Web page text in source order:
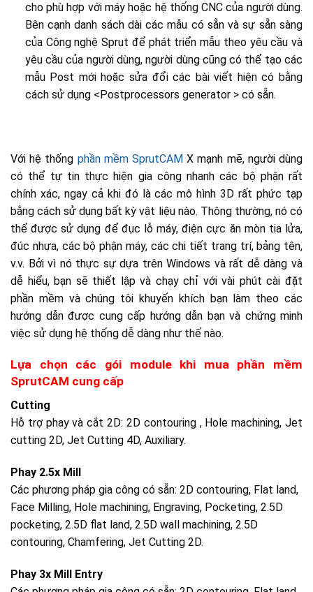
cho phù hợp với máy hoặc hệ thống CNC của người dùng.
Bên cạnh danh sách dài các mẫu có sẵn và sự sẵn sàng
của Công nghệ Sprut để phát triển mẫu theo yêu cầu và
yêu cầu của người dùng, người dùng cũng có thể tạo các
mẫu Post mới hoặc sửa đổi các bài viết hiện có bằng
cách sử dụng <Postprocessors generator > có sẵn.
Với hệ thống phần mềm SprutCAM X mạnh mẽ, người dùng
có thể tự tin thực hiện gia công nhanh các bộ phận rất
chính xác, ngay cả khi đó là các mô hình 3D rất phức tạp
bằng cách sử dụng bất kỳ vật liệu nào. Thông thường, nó có
thể được sử dụng để đục lỗ máy, điện cực ăn mòn tia lửa,
đúc nhựa, các bộ phận máy, các chi tiết trang trí, bảng tên,
v.v. Bởi vì nó thực sự dựa trên Windows và rất dễ dàng và
dễ hiểu, bạn sẽ thiết lập và chạy chỉ với vài phút cài đặt
phần mềm và chúng tôi khuyến khích bạn làm theo các
hướng dẫn được cung cấp hướng dẫn bạn và chứng minh
việc sử dụng hệ thống dễ dàng như thế nào.
Lựa chọn các gói module khi mua phần mềm
SprutCAM cung cấp
Cutting
Hỗ trợ phay và cắt 2D: 2D contouring , Hole machining, Jet
cutting 2D, Jet Cutting 4D, Auxiliary.
Phay 2.5x Mill
Các phương pháp gia công có sẵn: 2D contouring, Flat land,
Face Milling, Hole machining, Engraving, Pocketing, 2.5D
pocketing, 2.5D flat land, 2.5D wall machining, 2.5D
contouring, Chamfering, Jet Cutting 2D.
Phay 3x Mill Entry